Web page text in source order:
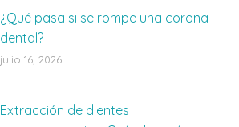
¿Qué pasa si se rompe una corona
dental?
julio 16, 2026
Extracción de dientes